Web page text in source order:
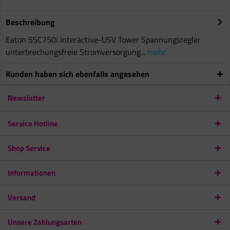
Beschreibung
Eaton 5SC750i Interactive-USV Tower Spannungsregler
unterbrechungsfreie Stromversorgung... mehr
Kunden haben sich ebenfalls angesehen
Newsletter
Service Hotline
Shop Service
Informationen
Versand
Unsere Zahlungsarten